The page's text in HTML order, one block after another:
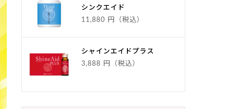
シンクエイド
11,880 円（税込）
シャインエイドプラス
3,888 円（税込）